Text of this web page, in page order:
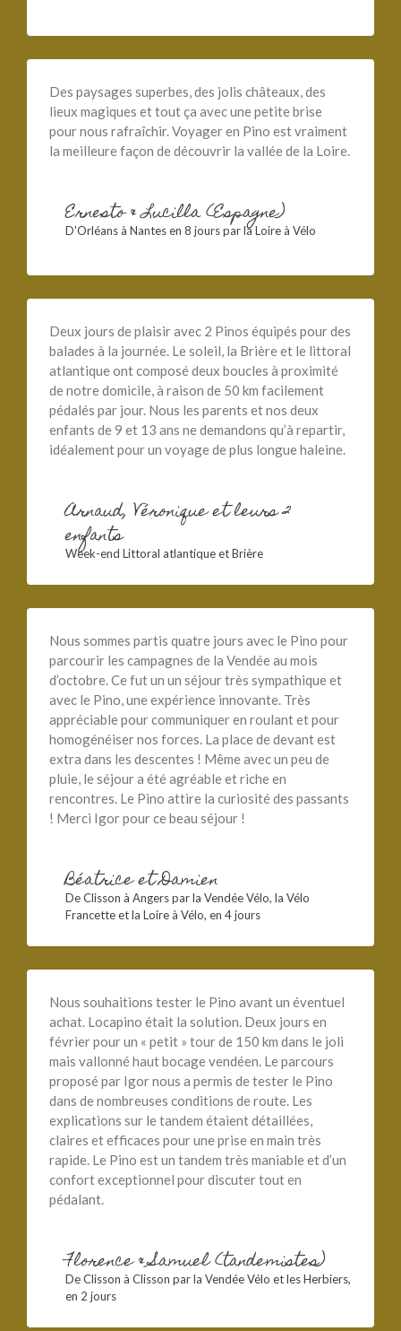
Des paysages superbes, des jolis châteaux, des
lieux magiques et tout ça avec une petite brise
pour nous rafraîchir. Voyager en Pino est vraiment
la meilleure façon de découvrir la vallée de la Loire.
Ernesto & Lucilla (Espagne)
D'Orléans à Nantes en 8 jours par la Loire à Vélo
Deux jours de plaisir avec 2 Pinos équipés pour des
balades à la journée. Le soleil, la Brière et le littoral
atlantique ont composé deux boucles à proximité
de notre domicile, à raison de 50 km facilement
pédalés par jour. Nous les parents et nos deux
enfants de 9 et 13 ans ne demandons qu’à repartir,
idéalement pour un voyage de plus longue haleine.
Arnaud, Véronique et leurs 2
enfants
Week-end Littoral atlantique et Brière
Nous sommes partis quatre jours avec le Pino pour
parcourir les campagnes de la Vendée au mois
d’octobre. Ce fut un un séjour très sympathique et
avec le Pino, une expérience innovante. Très
appréciable pour communiquer en roulant et pour
homogénéiser nos forces. La place de devant est
extra dans les descentes ! Même avec un peu de
pluie, le séjour a été agréable et riche en
rencontres. Le Pino attire la curiosité des passants
! Merci Igor pour ce beau séjour !
Béatrice et Damien
De Clisson à Angers par la Vendée Vélo, la Vélo
Francette et la Loire à Vélo, en 4 jours
Nous souhaitions tester le Pino avant un éventuel
achat. Locapino était la solution. Deux jours en
février pour un « petit » tour de 150 km dans le joli
mais vallonné haut bocage vendéen. Le parcours
proposé par Igor nous a permis de tester le Pino
dans de nombreuses conditions de route. Les
explications sur le tandem étaient détaillées,
claires et efficaces pour une prise en main très
rapide. Le Pino est un tandem très maniable et d’un
confort exceptionnel pour discuter tout en
pédalant.
Florence & Samuel (tandemistes)
De Clisson à Clisson par la Vendée Vélo et les Herbiers,
en 2 jours